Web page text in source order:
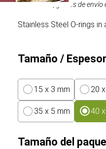
IVA incluido, gastos de envío
Stainless Steel O-rings
Tamaño / Espesor
15 x 3 mm 20
35 x 5 mm 40
Tamaño del